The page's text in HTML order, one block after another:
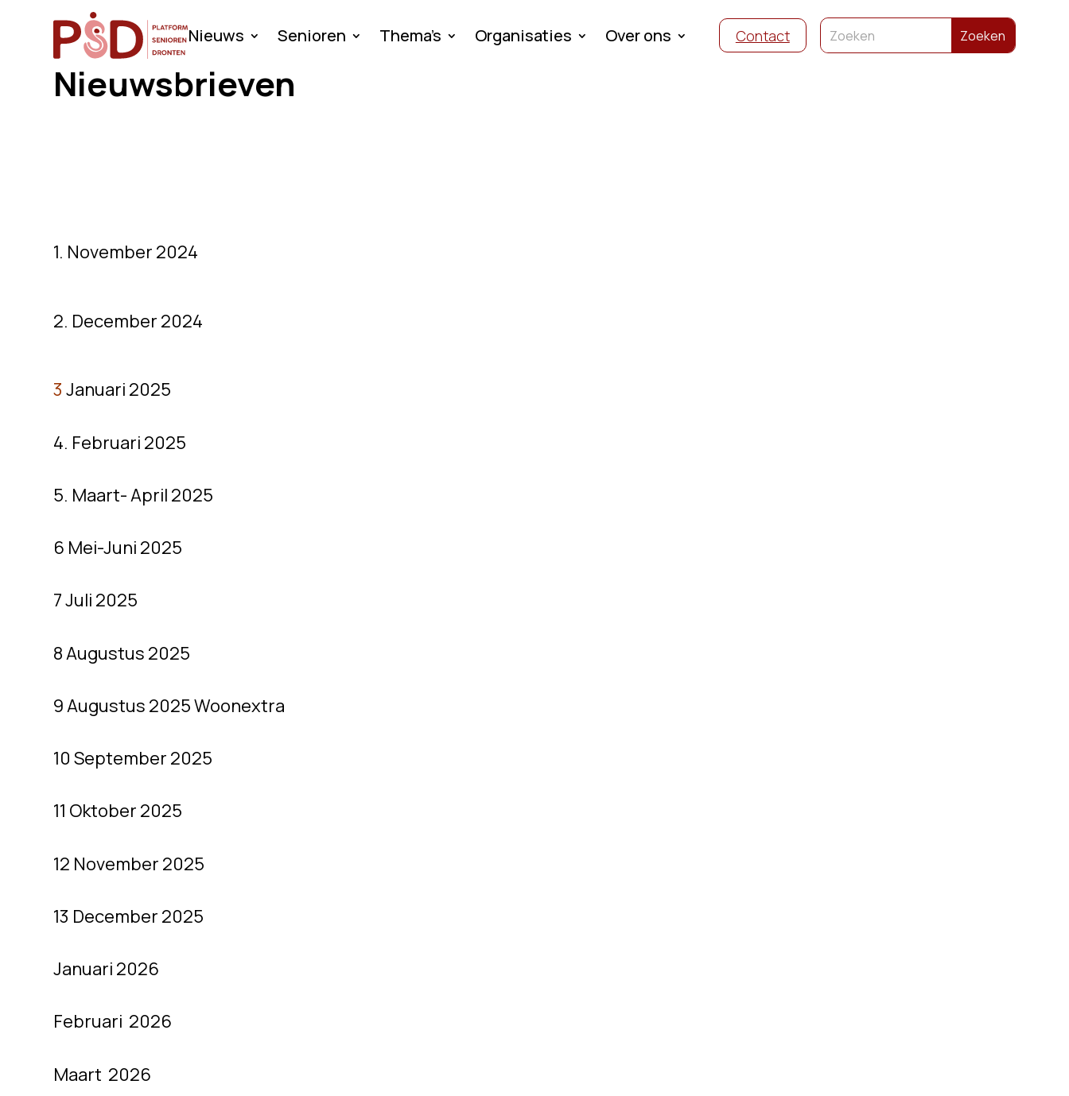
Nieuws Senioren Thema’s Organisaties Over ons Contact
Nieuwsbrieven
1. November 2024
2. December 2024
3 Januari 2025
4. Februari 2025
5. Maart- April 2025
6 Mei-Juni 2025
7 Juli 2025
8 Augustus 2025
9 Augustus 2025 Woonextra
10 September 2025
11 Oktober 2025
12 November 2025
13 December 2025
Januari 2026
Februari 2026
Maart 2026